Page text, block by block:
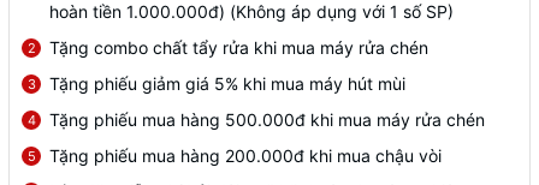
hoàn tiền 1.000.000đ) (Không áp dụng với 1 số SP)
2 Tặng combo chất tẩy rửa khi mua máy rửa chén
3 Tặng phiếu giảm giá 5% khi mua máy hút mùi
4 Tặng phiếu mua hàng 500.000đ khi mua máy rửa chén
5 Tặng phiếu mua hàng 200.000đ khi mua chậu vòi